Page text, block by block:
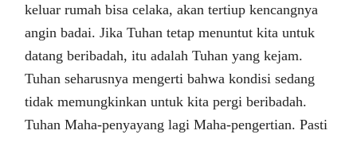
keluar rumah bisa celaka, akan tertiup kencangnya
angin badai. Jika Tuhan tetap menuntut kita untuk
datang beribadah, itu adalah Tuhan yang kejam.
Tuhan seharusnya mengerti bahwa kondisi sedang
tidak memungkinkan untuk kita pergi beribadah.
Tuhan Maha-penyayang lagi Maha-pengertian. Pasti